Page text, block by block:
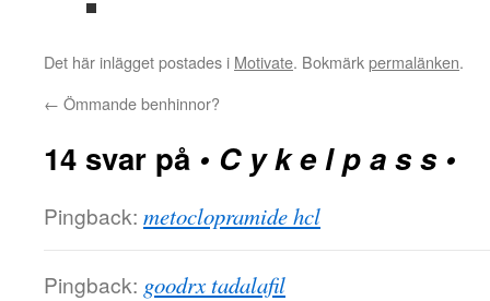
Det här inlägget postades i Motivate. Bokmärkpermalänken.
← Ömmande benhinnor?
14 svar på • C y k e l p a s s •
Pingback: metoclopramide hcl
Pingback: goodrx tadalafil